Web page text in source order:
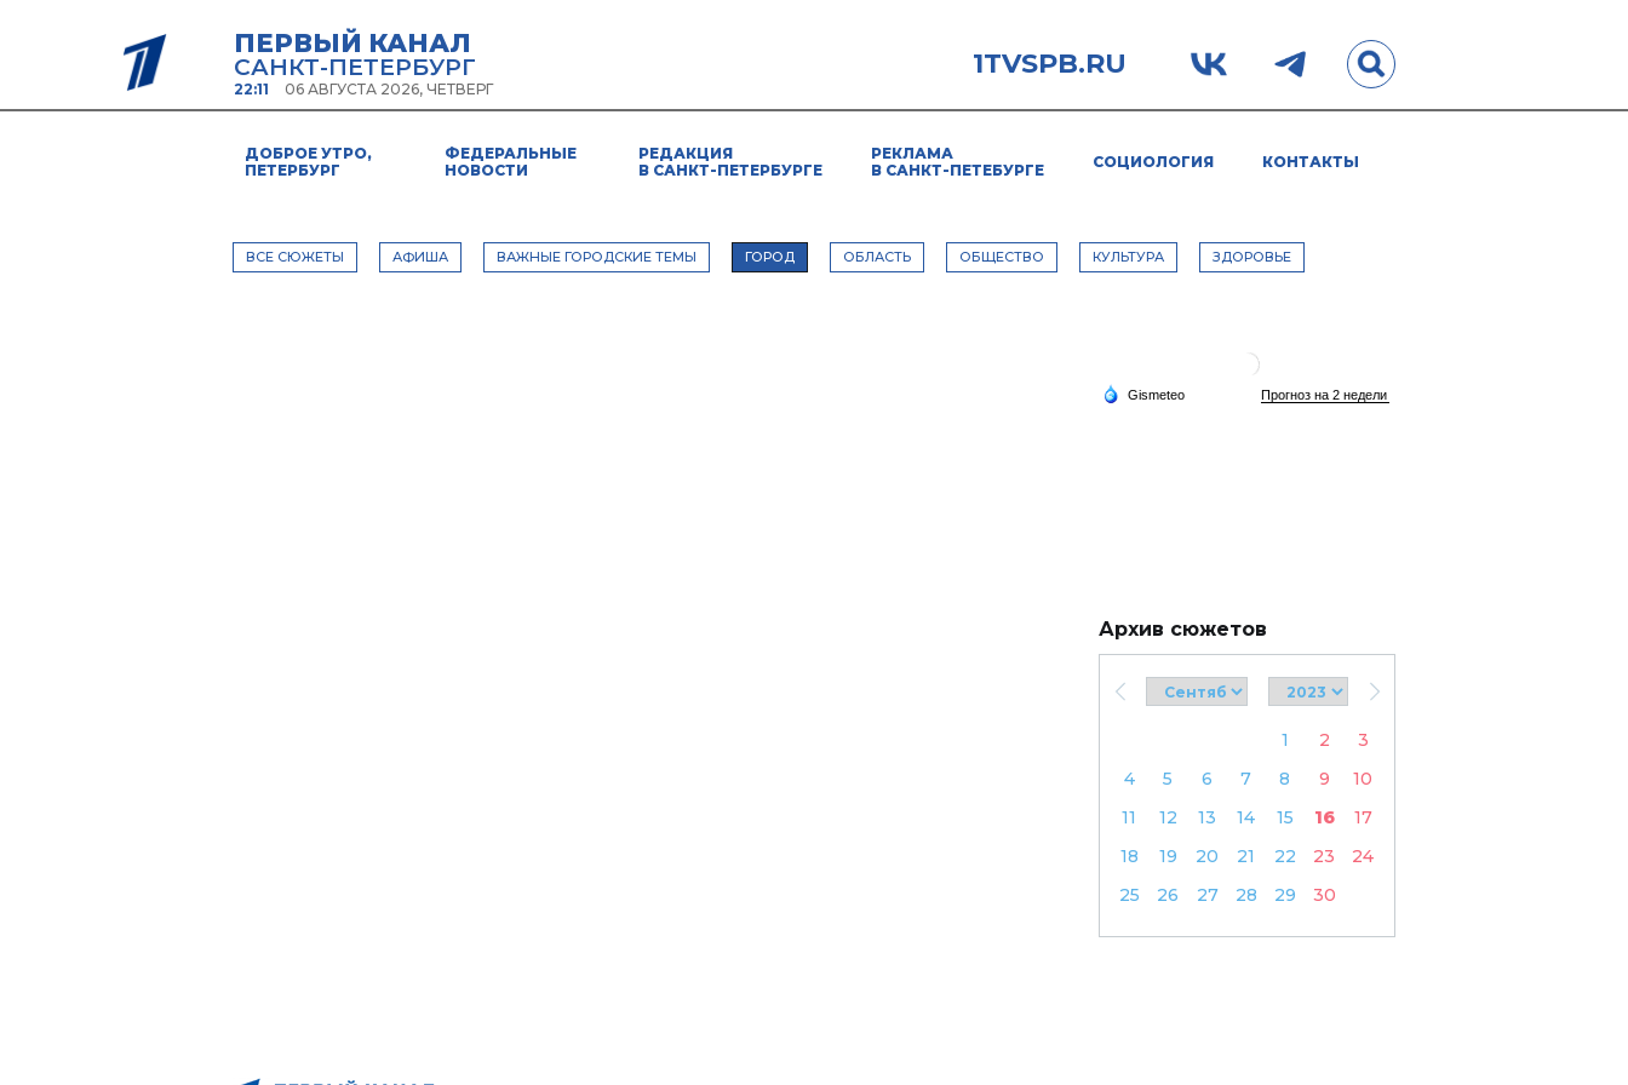
ПЕРВЫЙ КАНАЛ
САНКТ-ПЕТЕРБУРГ
22:11 06 АВГУСТА 2026, ЧЕТВЕРГ
1TVSPB.RU
ДОБРОЕ УТРО,
ПЕТЕРБУРГ
ФЕДЕРАЛЬНЫЕ
НОВОСТИ
РЕДАКЦИЯ
В САНКТ-ПЕТЕРБУРГЕ
РЕКЛАМА
В САНКТ-ПЕТЕБУРГЕ
СОЦИОЛОГИЯ КОНТАКТЫ
ВСЕ СЮЖЕТЫ АФИША ВАЖНЫЕ ГОРОДСКИЕ ТЕМЫ ГОРОД ОБЛАСТЬ ОБЩЕСТВО КУЛЬТУРА ЗДОРОВЬЕ
Архив сюжетов
1 2
3
4
5 6 7 8 9
10
11
12 13 14 15 16
17
18
19 20 21 22 23
24
25
26 27 28 29 30